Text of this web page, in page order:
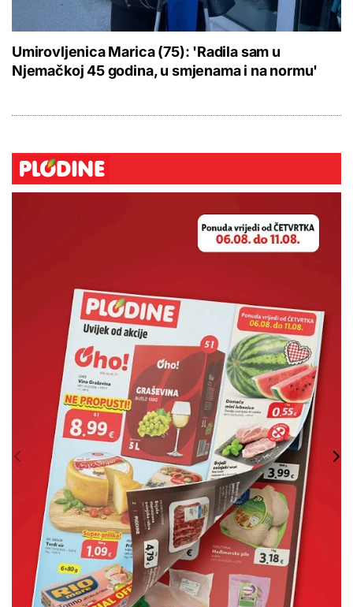
Umirovljenica Marica (75): 'Radila sam u
Njemačkoj 45 godina, u smjenama i na normu'